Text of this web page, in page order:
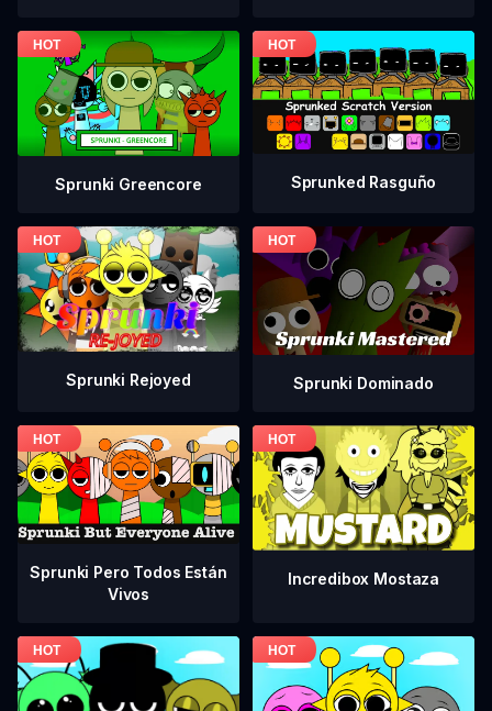
Sprunki Greencore Sprunked Rasguño
Sprunki Rejoyed Sprunki Dominado
Sprunki Pero Todos Están
Vivos
Incredibox Mostaza